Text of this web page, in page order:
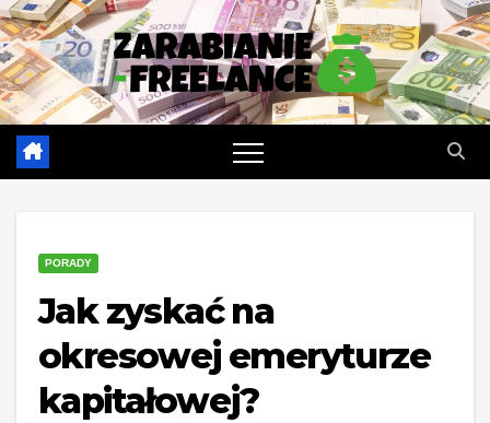
Skip
to
content
PORADY
Jak zyskać na
okresowej emeryturze
kapitałowej?